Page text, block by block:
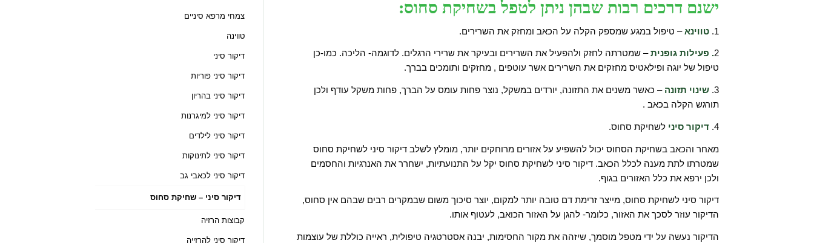
ישנם דרכים רבות שבהן ניתן לטפל בשחיקת סחוס:
1. טווינא– טיפול במגע שמספק הקלה על הכאב ומחזק את השרירים.
2. פעילות גופנית– שמטרתה לחזק ולהפעיל את השרירים ובעיקר את שרירי הרגלים. לדוגמה- הליכה. כמו-כן
טיפול של יוגה ופילאטיס מחזקים את השרירים אשר עוטפים , מחזקים ותומכים בברך.
3. שינוי תזונה – כאשר משנים את התזונה, יורדים במשקל, נוצר פחות עומס על הברך, פחות משקל עודף ולכן
תורגש הקלה בכאב .
4. דיקור סיני לשחיקת סחוס.
מאחר והכאב בשחיקת הסחוס יכול להשפיע על אזורים מרוחקים יותר, מומלץ לשלב דיקור סיני לשחיקת סחוס
שמטרתו לתת מענה לכלל הכאב. דיקור סיני לשחיקת סחוס יקל על התנועתיות, ישחרר את האנרגיות והחסמים
ולכן ירפא את כלל האזורים בגוף.
דיקור סיני לשחיקת סחוס, מייצר זרימת דם טובה יותר למקום, יוצר סיכוך משום שבמקרים רבים שבהם אין סחוס,
הדיקור עוזר לסכך את האזור, כלומר- להגן על האזור הכואב, לעטוף אותו.
הדיקור נעשה על ידי מטפל מוסמך, שיזהה את מקור החסימות, יבנה אסטרטגיה טיפולית, ראייה כוללת של עוצמות
צמחי מרפא סיניים
טווינה
דיקור סיני
דיקור סיני פוריות
דיקור סיני בהריון
דיקור סיני למיגרנות
דיקור סיני לילדים
דיקור סיני לתינוקות
דיקור סיני לכאבי גב
דיקור סיני – שחיקת סחוס
קבוצות הרזיה
דיקור סיני להרזייה